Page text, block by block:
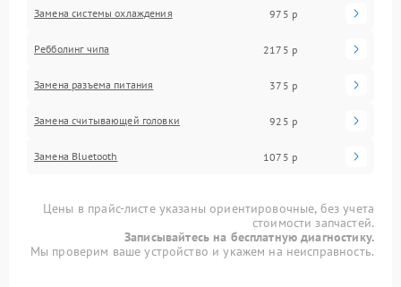
Замена системы охлаждения 975 р
Ребболинг чипа 2175 р
Замена разъема питания 375 р
Замена считывающей головки 925 р
Замена Bluetooth 1075 р
Цены в прайс-листе указаны ориентировочные, без учета
стоимости запчастей.
Записывайтесь на бесплатную диагностику.
Мы проверим ваше устройство и укажем на неисправность.